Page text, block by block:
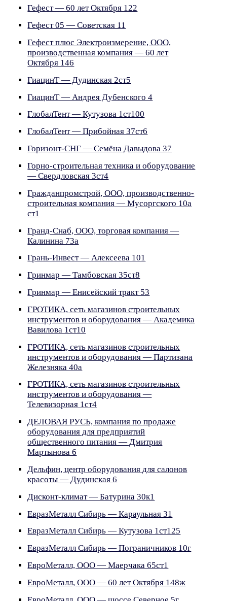
Гефест — 60 лет Октября 122
Гефест 05 — Советская 11
Гефест плюс Электроизмерение, ООО,
производственная компания — 60 лет
Октября 146
ГиацинТ — Дудинская 2ст5
ГиацинТ — Андрея Дубенского 4
ГлобалТент — Кутузова 1ст100
ГлобалТент — Прибойная 37ст6
Горизонт-СНГ — Семёна Давыдова 37
Горно-строительная техника и оборудование
— Свердловская 3ст4
Гражданпромстрой, ООО, производственно-
строительная компания — Мусоргского 10а
ст1
Гранд-Снаб, ООО, торговая компания —
Калинина 73а
Грань-Инвест — Алексеева 101
Гринмар — Тамбовская 35ст8
Гринмар — Енисейский тракт 53
ГРОТИКА, сеть магазинов строительных
инструментов и оборудования — Академика
Вавилова 1ст10
ГРОТИКА, сеть магазинов строительных
инструментов и оборудования — Партизана
Железняка 40а
ГРОТИКА, сеть магазинов строительных
инструментов и оборудования —
Телевизорная 1ст4
ДЕЛОВАЯ РУСЬ, компания по продаже
оборудования для предприятий
общественного питания — Дмитрия
Мартынова 6
Дельфин, центр оборудования для салонов
красоты — Дудинская 6
Дисконт-климат — Батурина 30к1
ЕвразМеталл Сибирь — Караульная 31
ЕвразМеталл Сибирь — Кутузова 1ст125
ЕвразМеталл Сибирь — Пограничников 10г
ЕвроМеталл, ООО — Маерчака 65ст1
ЕвроМеталл, ООО — 60 лет Октября 148ж